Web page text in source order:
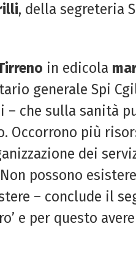
, della segreteria
in edicola
generale Spi
– che sulla sanità
Occorrono più
dei
possono
– conclude il
e per questo